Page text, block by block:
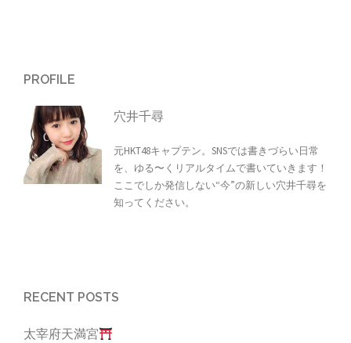
PROFILE
穴井千尋
元HKT48キャプテン。SNSでは書きづらい日常
を、ゆる〜くリアルタイムで書いていきます！
ここでしか発信しない“今”の新しい穴井千尋を
知ってください。
RECENT POSTS
太宰府天満宮